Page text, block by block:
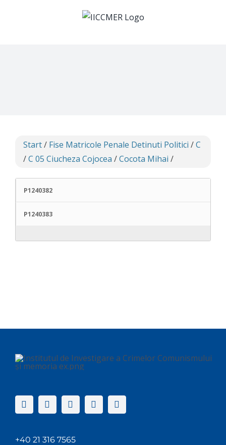
Start/ Fise Matricole Penale Detinuti Politici /C
/C 05 Ciucheza Cojocea /Cocota Mihai /
P1240382
P1240383
+40 21 316 7565